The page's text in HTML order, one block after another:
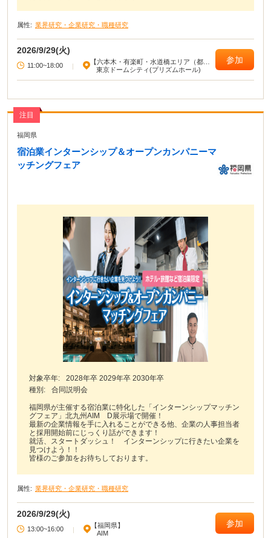
属性: 業界研究・企業研究・職種研究
2026/9/29(火)
11:00~18:00 |
【六本木・有楽町・水道橋エリア（都心
部東部）】
東京ドームシティ(プリズムホール)
参加
注目
福岡県
宿泊業インターンシップ＆オープンカンパニーマ
ッチングフェア
対象卒年:
2028年卒 2029年卒 2030年卒
種別:
合同説明会
福岡県が主催する宿泊業に特化した「インターンシップマッチン
グフェア」北九州AIM D展示場で開催！
最新の企業情報を手に入れることができる他、企業の人事担当者
と採用開始前にじっくり話ができます！
就活、スタートダッシュ！ インターンシップに行きたい企業を
見つけよう！！
皆様のご参加をお待ちしております。
属性: 業界研究・企業研究・職種研究
2026/9/29(火)
13:00~16:00 |
【福岡県】
AIM
参加